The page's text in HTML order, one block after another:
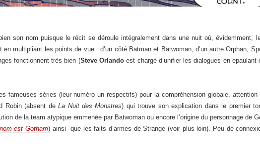
son nom puisque le récit se déroule intégralement dans une nuit où, évidemment,
multipliant les points de vue : d’un côté Batman et Batwoman, d’un autre Orphan,
fonctionnent très bien (Steve Orlando est chargé d’unifier les dialogues en
fameuses séries (leur numéro un respectifs) pour la compréhension globale,
Robin (absent deLa Nuit des Monstres) qui trouve son explication dans le premier
de la team atypique emmenée par Batwoman ou encore l’origine du personnage de
est Gotham) ainsi que les faits d’armes de Strange (voir plus loin). Peu de